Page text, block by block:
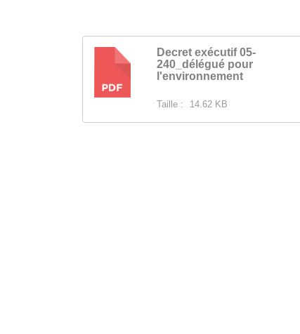
Decret exécutif 05-
240_délégué pour
l'environnement
Taille : 14.62 KB